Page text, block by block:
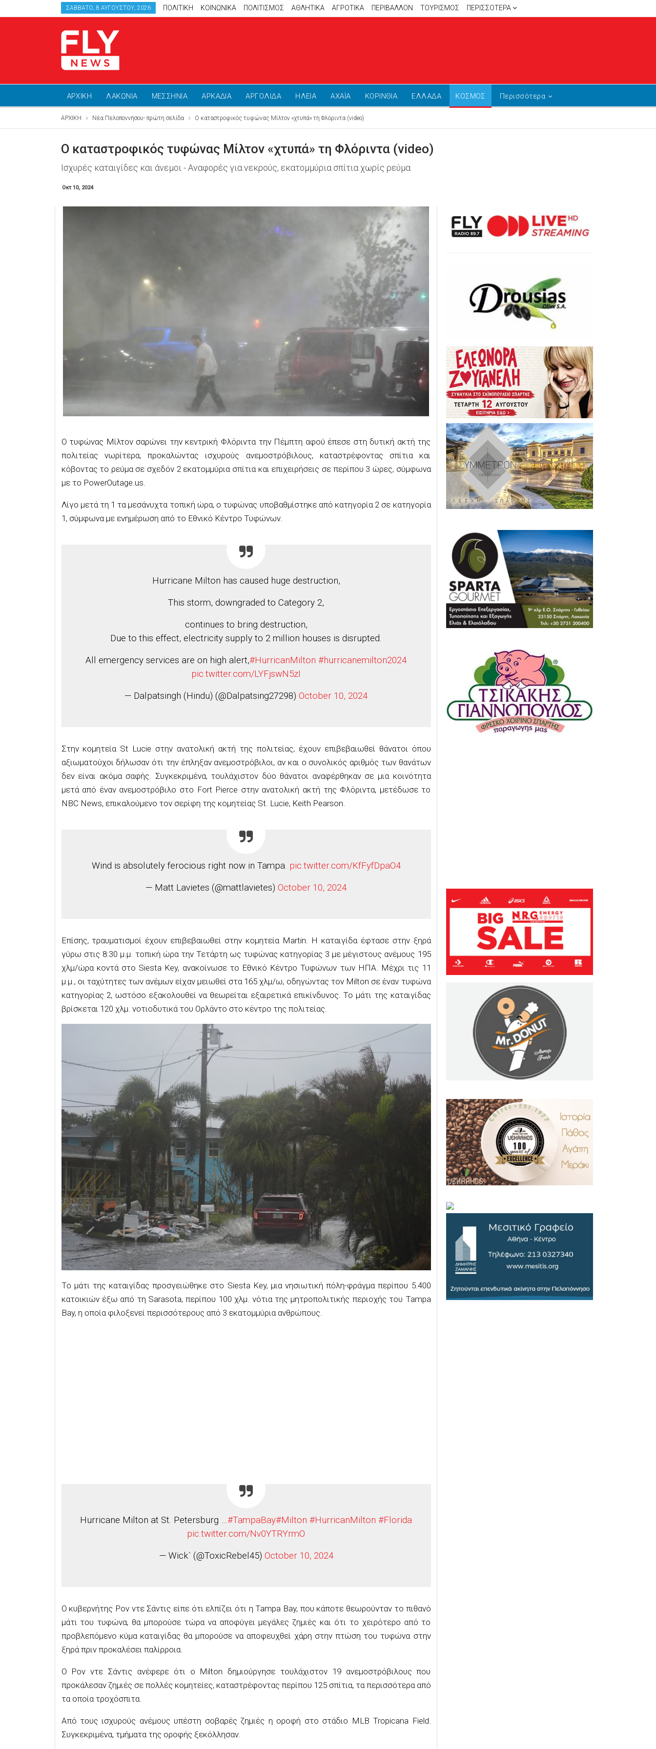
ΣΆΒΒΑΤΟ, 8 ΑΥΓΟΎΣΤΟΥ, 2026 ΠΟΛΙΤΙΚΗ ΚΟΙΝΩΝΙΚΑ ΠΟΛΙΤΙΣΜΟΣ ΑΘΛΗΤΙΚΆ ΑΓΡΟΤΙΚΑ ΠΕΡΙΒΑΛΛΟΝ ΤΟΥΡΙΣΜΟΣ ΠΕΡΙΣΣΌΤΕΡΑ
ΑΡΧΙΚΗ ΛΑΚΩΝΙΑ ΜΕΣΣΗΝΙΑ ΑΡΚΑΔΙΑ ΑΡΓΟΛΙΔΑ ΗΛΕΙΑ ΑΧΑΪΑ ΚΟΡΙΝΘΙΑ ΕΛΛΑΔΑ ΚΟΣΜΟΣ Περισσότερα
ΑΡΧΙΚΗ Νέα Πελοποννήσου- πρώτη σελίδα Ο καταστροφικός τυφώνας Μίλτον «χτυπά» τη Φλόριντα (video)
Ο καταστροφικός τυφώνας Μίλτον «χτυπά» τη Φλόριντα (video)
Ισχυρές καταιγίδες και άνεμοι - Αναφορές για νεκρούς, εκατομμύρια σπίτια χωρίς ρεύμα
Οκτ 10, 2024
Ο τυφώνας Μίλτον σαρώνει την κεντρική Φλόριντα την Πέμπτη αφού έπεσε στη δυτική ακτή της
πολιτείας νωρίτερα, προκαλώντας ισχυρούς ανεμοστρόβιλους, καταστρέφοντας σπίτια και
κόβοντας το ρεύμα σε σχεδόν 2 εκατομμύρια σπίτια και επιχειρήσεις σε περίπου 3 ώρες, σύμφωνα
με το PowerOutage.us.
Λίγο μετά τη 1 τα μεσάνυχτα τοπική ώρα, ο τυφώνας υποβαθμίστηκε από κατηγορία 2 σε κατηγορία
1, σύμφωνα με ενημέρωση από το Εθνικό Κέντρο Τυφώνων.
Hurricane Milton has caused huge destruction,
This storm, downgraded to Category 2,
continues to bring destruction,
Due to this effect, electricity supply to 2 million houses is disrupted.
All emergency services are on high alert,#HurricanMilton #hurricanemilton2024
pic.twitter.com/LYFjswN5zI
— Dalpatsingh (Hindu) (@Dalpatsing27298) October 10, 2024
Στην κομητεία St Lucie στην ανατολική ακτή της πολιτείας, έχουν επιβεβαιωθεί θάνατοι όπου
αξιωματούχοι δήλωσαν ότι την έπληξαν ανεμοστρόβιλοι, αν και ο συνολικός αριθμός των θανάτων
δεν είναι ακόμα σαφής. Συγκεκριμένα, τουλάχιστον δύο θάνατοι αναφέρθηκαν σε μια κοινότητα
μετά από έναν ανεμοστρόβιλο στο Fort Pierce στην ανατολική ακτή της Φλόριντα, μετέδωσε το
NBC News, επικαλούμενο τον σερίφη της κομητείας St. Lucie, Keith Pearson.
Wind is absolutely ferocious right now in Tampa. pic.twitter.com/KfFyfDpaO4
— Matt Lavietes (@mattlavietes) October 10, 2024
Επίσης, τραυματισμοί έχουν επιβεβαιωθεί στην κομητεία Martin. Η καταιγίδα έφτασε στην ξηρά
γύρω στις 8:30 μ.μ. τοπική ώρα την Τετάρτη ως τυφώνας κατηγορίας 3 με μέγιστους ανέμους 195
χλμ/ώρα κοντά στο Siesta Key, ανακοίνωσε το Εθνικό Κέντρο Τυφώνων των ΗΠΑ. Μέχρι τις 11
μ.μ., οι ταχύτητες των ανέμων είχαν μειωθεί στα 165 χλμ/ω, οδηγώντας τον Milton σε έναν τυφώνα
κατηγορίας 2, ωστόσο εξακολουθεί να θεωρείται εξαιρετικά επικίνδυνος. Το μάτι της καταιγίδας
βρίσκεται 120 χλμ. νοτιοδυτικά του Ορλάντο στο κέντρο της πολιτείας.
Το μάτι της καταιγίδας προσγειώθηκε στο Siesta Key, μια νησιωτική πόλη-φράγμα περίπου 5.400
κατοικιών έξω από τη Sarasota, περίπου 100 χλμ. νότια της μητροπολιτικής περιοχής του Tampa
Bay, η οποία φιλοξενεί περισσότερους από 3 εκατομμύρια ανθρώπους.
Hurricane Milton at St. Petersburg …#TampaBay#Milton #HurricanMilton #Florida
pic.twitter.com/Nv0YTRYrmO
— Wick` (@ToxicRebel45) October 10, 2024
Ο κυβερνήτης Ρον ντε Σάντις είπε ότι ελπίζει ότι η Tampa Bay, που κάποτε θεωρούνταν το πιθανό
μάτι του τυφώνα, θα μπορούσε τώρα να αποφύγει μεγάλες ζημιές και ότι το χειρότερο από το
προβλεπόμενο κύμα καταιγίδας θα μπορούσε να αποφευχθεί χάρη στην πτώση του τυφώνα στην
ξηρά πριν προκαλέσει παλίρροια.
Ο Ρον ντε Σάντις ανέφερε ότι ο Milton δημιούργησε τουλάχιστον 19 ανεμοστρόβιλους που
προκάλεσαν ζημιές σε πολλές κομητείες, καταστρέφοντας περίπου 125 σπίτια, τα περισσότερα από
τα οποία τροχόσπιτα.
Από τους ισχυρούς ανέμους υπέστη σοβαρές ζημιές η οροφή στο στάδιο MLB Tropicana Field.
Συγκεκριμένα, τμήματα της οροφής ξεκόλλησαν.